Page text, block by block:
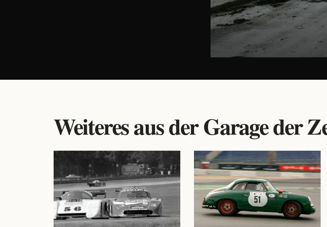
Weiteres aus der Garage der